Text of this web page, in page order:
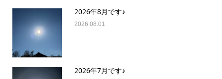
2026年8月です♪
2026.08.01
2026年7月です♪